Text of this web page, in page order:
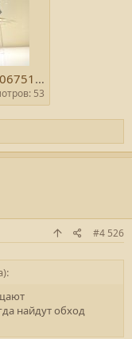
ipwnboyz1470675177.jpeg
53
#4 526
найдут обход